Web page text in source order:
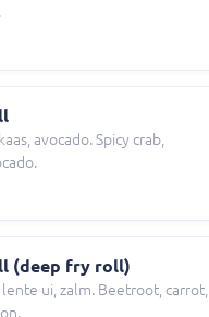
avocado. Spicy crab,
(deep fry roll)
ui, zalm. Beetroot, carrot,